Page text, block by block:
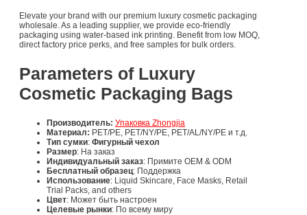
Elevate your brand with our premium luxury cosmetic packaging
wholesale. As a leading supplier, we provide eco-friendly
packaging using water-based ink printing. Benefit from low MOQ,
direct factory price perks, and free samples for bulk orders.
Parameters of Luxury
Cosmetic Packaging Bags
Производитель: Упаковка Zhongjia
Материал: PET/PE, PET/NY/PE, PET/AL/NY/PE и т.д.
Тип сумки: Фигурный чехол
Размер: На заказ
Индивидуальный заказ: Примите OEM & ODM
Бесплатный образец: Поддержка
Использование: Liquid Skincare, Face Masks, Retail
Trial Packs, and others
Цвет: Может быть настроен
Целевые рынки: По всему миру